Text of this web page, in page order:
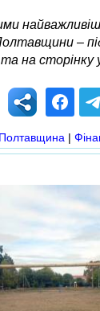
найважливіші
–
та на сторінку
Полтавщина |